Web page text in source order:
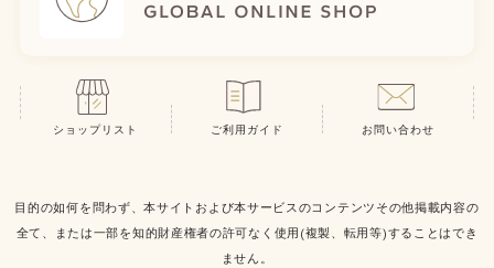
ショップリスト ご利用ガイド お問い合わせ
目的の如何を問わず、本サイトおよび本サービスのコンテンツその他掲載内容の
全て、または一部を知的財産権者の許可なく使用(複製、転用等)することはでき
ません。